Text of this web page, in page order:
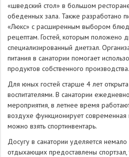
«шведский стол» в большом
обеденных зала. Также разработано
«Люкс» с расширенным выбором
рецептам. Гостей, которым положено
специализированный диетзал.
питания в санатории помогает
продуктов собственного производства.
Для юных гостей старше 4 лет
воспитателями. В санатории
мероприятия, в летнее время
воздухе функционирует современная
можно взять спортинвентарь.
Досугу в санатории уделяется немало
отдыхающих предоставлены